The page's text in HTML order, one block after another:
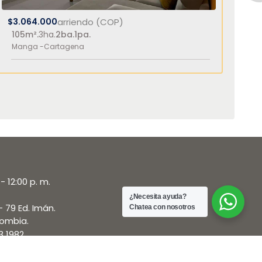
arriendo (COP)
$3.064.000
105m².3ha.2ba.1pa.
Manga -Cartagena
12:00 p. m.
79 Ed. Imán.
1982
¿Necesita ayuda?
Chatea con nosotros